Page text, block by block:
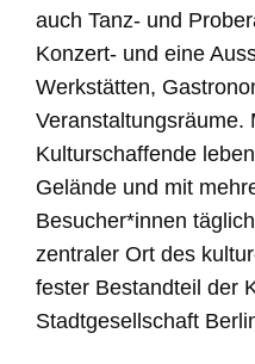
auch Tanz- und
Konzert- und eine
Werkstätten,
Veranstaltungsräume.
Kulturschaffende
Gelände und mit
Besucher*innen
zentraler Ort des
fester Bestandteil der
Stadtgesellschaft